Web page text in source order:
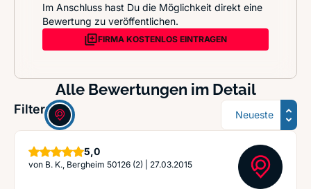
Im Anschluss hast Du die Möglichkeit direkt eine
Bewertung zu veröffentlichen.
FIRMA KOSTENLOS EINTRAGEN
Alle Bewertungen im Detail
Filter: Sortierung
5,0Sterne
von B. K., Bergheim 50126 (2) 27.03.2015